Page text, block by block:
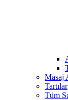
Masaj
Tartılar
Tüm